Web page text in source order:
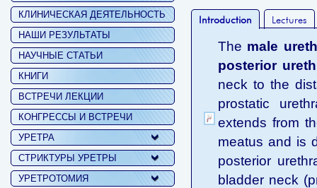
КЛИНИЧЕСКАЯ ДЕЯТЕЛЬНОСТЬ
НАШИ РЕЗУЛЬТАТЫ
НАУЧНЫЕ СТАТЬИ
КНИГИ
ВСТРЕЧИ ЛЕКЦИИ
КОНГРЕССЫ И ВСТРЕЧИ
УРЕТРА
СТРИКТУРЫ УРЕТРЫ
УРЕТРОТОМИЯ
Introduction Lectures
The male
posterior
neck to the
prostatic
extends from
meatus and is
posterior
bladder neck